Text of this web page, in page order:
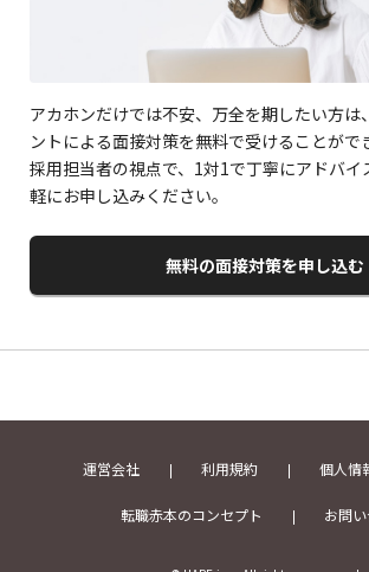
アカホンだけでは不安、万全を期したい方は
ントによる面接対策を無料で受けることがで
採用担当者の視点で、1対1で丁寧にアドバイ
軽にお申し込みください。
無料の面接対策を申し込む
運営会社 利用規約 個人情
転職赤本のコンセプト お問